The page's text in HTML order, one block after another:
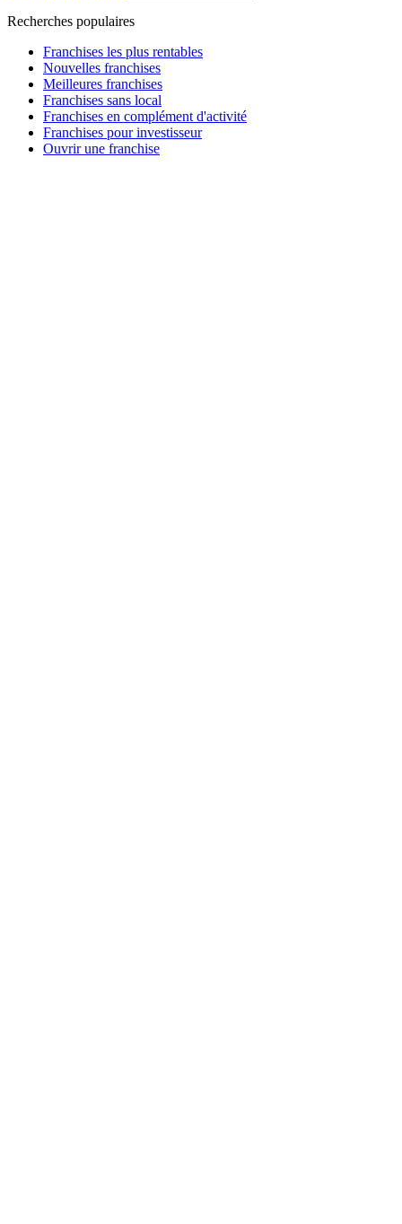
Recherches populaires
Franchises les plus rentables
Nouvelles franchises
Meilleures franchises
Franchises sans local
Franchises en complément d'activité
Franchises pour investisseur
Ouvrir une franchise